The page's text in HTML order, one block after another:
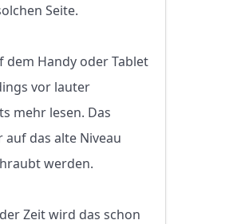
Seite.
dem Handy oder Tablet
vor lauter
mehr lesen. Das
auf das alte Niveau
werden.
Zeit wird das schon